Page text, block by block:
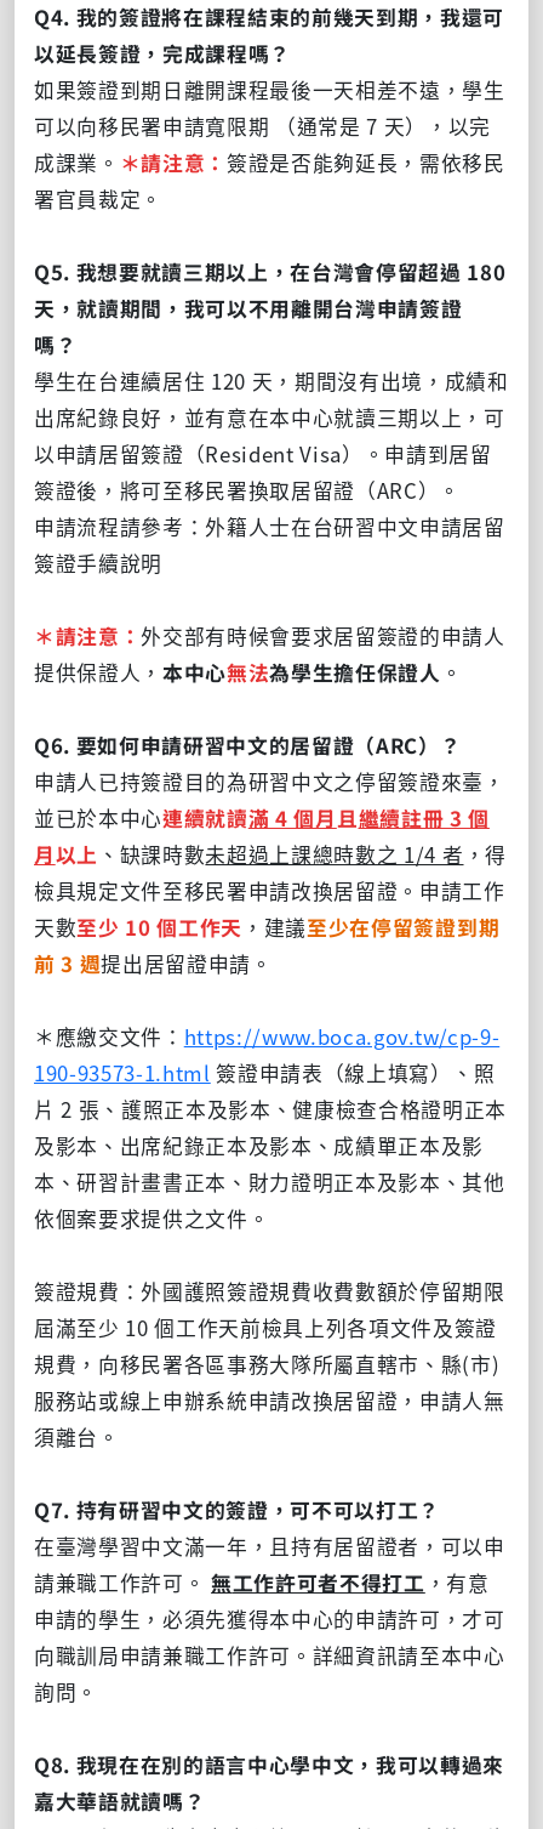
Q4. 我的簽證將在課程結束的前幾天到期，我還可
以延長簽證，完成課程嗎？
如果簽證到期日離開課程最後一天相差不遠，學生
可以向移民署申請寬限期 （通常是 7 天），以完
成課業。 ＊請注意： 簽證是否能夠延長，需依移民
署官員裁定。
Q5. 我想要就讀三期以上，在台灣會停留超過 180
天，就讀期間，我可以不用離開台灣申請簽證
嗎？
學生在台連續居住 120 天，期間沒有出境，成績和
出席紀錄良好，並有意在本中心就讀三期以上，可
以申請居留簽證（Resident Visa）。申請到居留
簽證後，將可至移民署換取居留證（ARC）。
申請流程請參考：外籍人士在台研習中文申請居留
簽證手續說明
＊請注意 ： 外交部有時候會要求居留簽證的申請人
提供保證人，本中心無法為學生擔任保證人 。
Q6. 要如何申請研習中文的居留證（ARC）？
申請人已持簽證目的為研習中文之停留簽證來臺，
並已於本中心連續就讀滿 4 個月 且繼續註冊 3 個
月以上 、缺課時數未超過上課總時數之 1/4 者 ，得
檢具規定文件至移民署申請改換居留證。申請工作
天數至少 10 個工作天 ，建議至少在停留簽證到期
前 3 週提出居留證申請。
＊應繳交文件： https://www.boca.gov.tw/cp-9-
190-93573-1.html 簽證申請表（線上填寫）、照
片 2 張、護照正本及影本、健康檢查合格證明正本
及影本、出席紀錄正本及影本、成績單正本及影
本、研習計畫書正本、財力證明正本及影本、其他
依個案要求提供之文件。
簽證規費：外國護照簽證規費收費數額於停留期限
屆滿至少 10 個工作天前檢具上列各項文件及簽證
規費，向移民署各區事務大隊所屬直轄市、縣(市)
服務站或線上申辦系統申請改換居留證，申請人無
須離台。
Q7. 持有研習中文的簽證，可不可以打工？
在臺灣學習中文滿一年，且持有居留證者，可以申
請兼職工作許可。無工作許可者不得打工 ，有意
申請的學生，必須先獲得本中心的申請許可，才可
向職訓局申請兼職工作許可。詳細資訊請至本中心
詢問。
Q8. 我現在在別的語言中心學中文，我可以轉過來
嘉大華語就讀嗎？